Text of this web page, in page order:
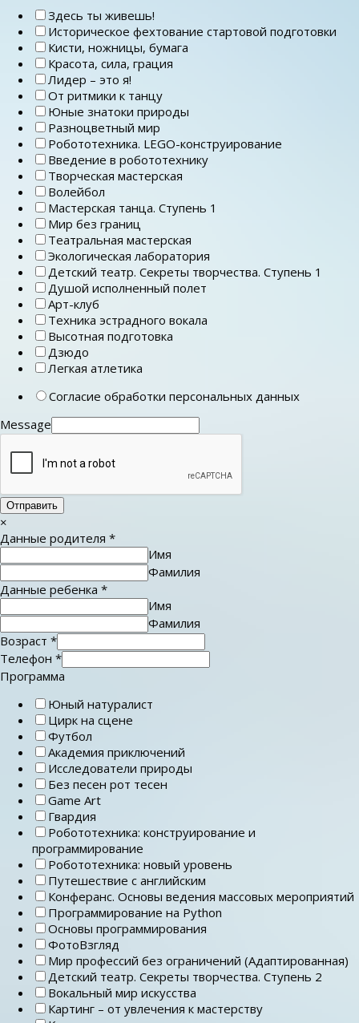
Здесь ты живешь!
Историческое фехтование стартовой подготовки
Кисти, ножницы, бумага
Красота, сила, грация
Лидер – это я!
От ритмики к танцу
Юные знатоки природы
Разноцветный мир
Робототехника. LEGO-конструирование
Введение в робототехнику
Творческая мастерская
Волейбол
Мастерская танца. Ступень 1
Мир без границ
Театральная мастерская
Экологическая лаборатория
Детский театр. Секреты творчества. Ступень 1
Душой исполненный полет
Арт-клуб
Техника эстрадного вокала
Высотная подготовка
Дзюдо
Легкая атлетика
Согласие обработки персональных данных
Message
Отправить
×
Данные родителя *
Имя
Фамилия
Данные ребенка *
Имя
Фамилия
Возраст *
Телефон *
Программа
Юный натуралист
Цирк на сцене
Футбол
Академия приключений
Исследователи природы
Без песен рот тесен
Game Art
Гвардия
Робототехника: конструирование и
программирование
Робототехника: новый уровень
Путешествие с английским
Конферанс. Основы ведения массовых мероприятий
Программирование на Python
Основы программирования
ФотоВзгляд
Мир профессий без ограничений (Адаптированная)
Детский театр. Секреты творчества. Ступень 2
Вокальный мир искусства
Картинг – от увлечения к мастерству